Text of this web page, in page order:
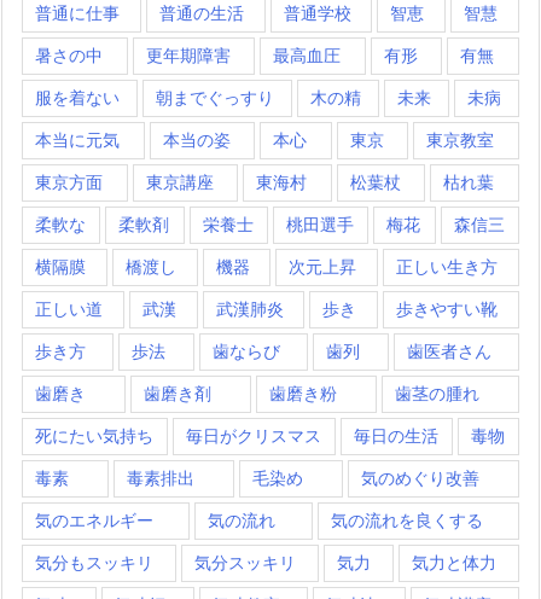
普通に仕事 普通の生活 普通学校 智恵 智慧
暑さの中 更年期障害 最高血圧 有形 有無
服を着ない 朝までぐっすり 木の精 未来 未病
本当に元気 本当の姿 本心 東京 東京教室
東京方面 東京講座 東海村 松葉杖 枯れ葉
柔軟な 柔軟剤 栄養士 桃田選手 梅花 森信三
横隔膜 橋渡し 機器 次元上昇 正しい生き方
正しい道 武漢 武漢肺炎 歩き 歩きやすい靴
歩き方 歩法 歯ならび 歯列 歯医者さん
歯磨き 歯磨き剤 歯磨き粉 歯茎の腫れ
死にたい気持ち 毎日がクリスマス 毎日の生活 毒物
毒素 毒素排出 毛染め 気のめぐり改善
気のエネルギー 気の流れ 気の流れを良くする
気分もスッキリ 気分スッキリ 気力 気力と体力